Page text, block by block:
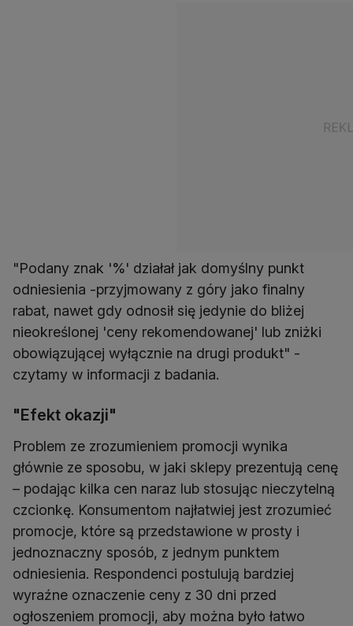
"Podany znak '%' działał jak domyślny punkt
odniesienia -przyjmowany z góry jako finalny
rabat, nawet gdy odnosił się jedynie do bliżej
nieokreślonej 'ceny rekomendowanej' lub zniżki
obowiązującej wyłącznie na drugi produkt" -
czytamy w informacji z badania.
"Efekt okazji"
Problem ze zrozumieniem promocji wynika
głównie ze sposobu, w jaki sklepy prezentują cenę
– podając kilka cen naraz lub stosując nieczytelną
czcionkę. Konsumentom najłatwiej jest zrozumieć
promocje, które są przedstawione w prosty i
jednoznaczny sposób, z jednym punktem
odniesienia. Respondenci postulują bardziej
wyraźne oznaczenie ceny z 30 dni przed
ogłoszeniem promocji, aby można było łatwo